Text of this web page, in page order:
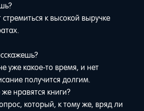
стремиться к высокой выручке
уже какое-то время, и нет
получится долгим.
нравятся книги?
который, к тому же, вряд ли